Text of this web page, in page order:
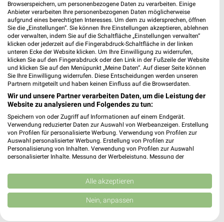
Noch mehr Angebote in
der weekli App!
Jetzt kostenlos laden
Prospekte App für iOS
Kostenlos im App Store erhältlich
Browserspeichern, um personenbezogene Daten zu verarbeiten. Einige
Anbieter verarbeiten Ihre personenbezogenen Daten möglicherweise
aufgrund eines berechtigten Interesses. Um dem zu widersprechen, öffnen
Sie die „Einstellungen“. Sie können Ihre Einstellungen akzeptieren, ablehnen
oder verwalten, indem Sie auf die Schaltfläche „Einstellungen verwalten“
klicken oder jederzeit auf die Fingerabdruck-Schaltfläche in der linken
unteren Ecke der Website klicken. Um Ihre Einwilligung zu widerrufen,
klicken Sie auf den Fingerabdruck oder den Link in der Fußzeile der Website
und klicken Sie auf den Menüpunkt „Meine Daten“. Auf dieser Seite können
Sie Ihre Einwilligung widerrufen. Diese Entscheidungen werden unseren
Partnern mitgeteilt und haben keinen Einfluss auf die Browserdaten.
Wir und unsere Partner verarbeiten Daten, um die Leistung der
Website zu analysieren und Folgendes zu tun:
Speichern von oder Zugriff auf Informationen auf einem Endgerät.
Verwendung reduzierter Daten zur Auswahl von Werbeanzeigen. Erstellung
von Profilen für personalisierte Werbung. Verwendung von Profilen zur
Auswahl personalisierter Werbung. Erstellung von Profilen zur
Personalisierung von Inhalten. Verwendung von Profilen zur Auswahl
personalisierter Inhalte. Messung der Werbeleistung. Messung der
Kombinationen von Daten aus verschiedenen Quellen. Entwicklung und
Verbesserung der Angebote. Verwendung reduzierter Daten zur Auswahl
von Inhalten.
Daten können außerhalb der Europäischen Union weitergegeben und in die
USA gesendet werden.
Alle akzeptieren
Nein, anpassen